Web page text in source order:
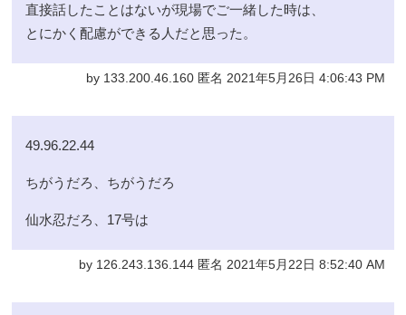
直接話したことはないが現場でご一緒した時は、
とにかく配慮ができる人だと思った。
by 133.200.46.160 匿名 2021年5月26日 4:06:43 PM
49.96.22.44
ちがうだろ、ちがうだろ
仙水忍だろ、17号は
by 126.243.136.144 匿名 2021年5月22日 8:52:40 AM